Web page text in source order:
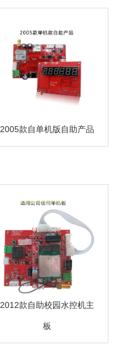
2005款自单机版自助产品
2012款自助校园水控机主
板